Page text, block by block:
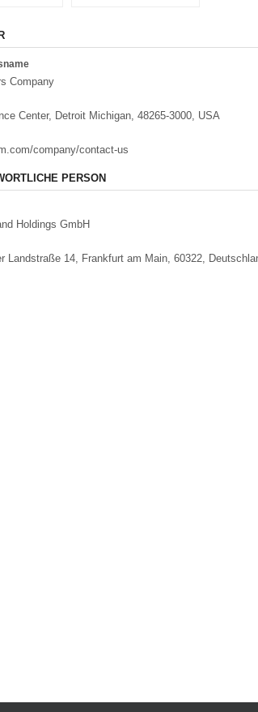
Company
Center, Detroit Michigan, 48265-3000, USA
company/contact-us
PERSON
Holdings GmbH
Landstraße 14, Frankfurt am Main, 60322,